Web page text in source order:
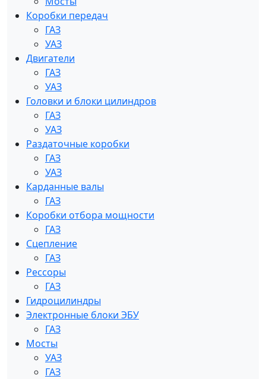
Коробки передач
ГАЗ
УАЗ
Двигатели
ГАЗ
УАЗ
Головки и блоки цилиндров
ГАЗ
УАЗ
Раздаточные коробки
ГАЗ
УАЗ
Карданные валы
ГАЗ
Коробки отбора мощности
ГАЗ
Сцепление
ГАЗ
Рессоры
ГАЗ
Гидроцилиндры
Электронные блоки ЭБУ
ГАЗ
Мосты
УАЗ
ГАЗ